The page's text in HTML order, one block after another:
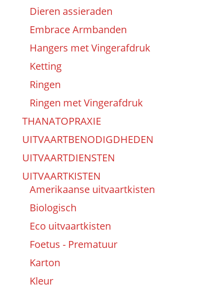
Dieren assieraden
Embrace Armbanden
Hangers met Vingerafdruk
Ketting
Ringen
Ringen met Vingerafdruk
THANATOPRAXIE
UITVAARTBENODIGDHEDEN
UITVAARTDIENSTEN
UITVAARTKISTEN
Amerikaanse uitvaartkisten
Biologisch
Eco uitvaartkisten
Foetus - Prematuur
Karton
Kleur